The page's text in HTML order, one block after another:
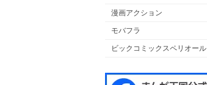
漫画アクション
モバフラ
ビックコミックスペリオール